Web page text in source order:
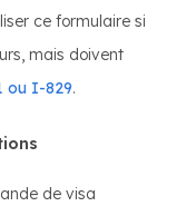
ce formulaire si
mais doivent
ou I-829.
de visa